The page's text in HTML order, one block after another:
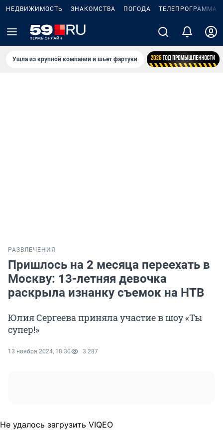
НЕДВИЖИМОСТЬ ЗНАКОМСТВА ПОГОДА ТЕЛЕПРОГРАММА
Ушла из крупной компании и шьет фартуки
РАЗВЛЕЧЕНИЯ
Пришлось на 2 месяца переехать в
Москву: 13-летняя девочка
раскрыла изнанку съемок на НТВ
Юлия Сергеева приняла участие в шоу «Ты
супер!»
13 ноября 2024, 18:30 3 287
Не удалось загрузить VIQEO